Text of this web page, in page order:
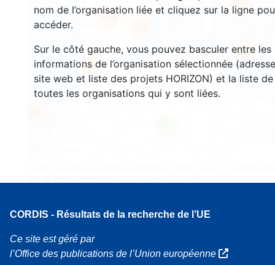
nom de l’organisation liée et cliquez sur la ligne
accéder.
Sur le côté gauche, vous pouvez basculer entre les
informations de l’organisation sélectionnée
site web et liste des projets HORIZON) et la liste de
toutes les organisations qui y sont liées.
338
109
2421
CORDIS - Résultats de la recherche de l’UE
Ce site est géré par
l’Office des publications de l’Union européenne